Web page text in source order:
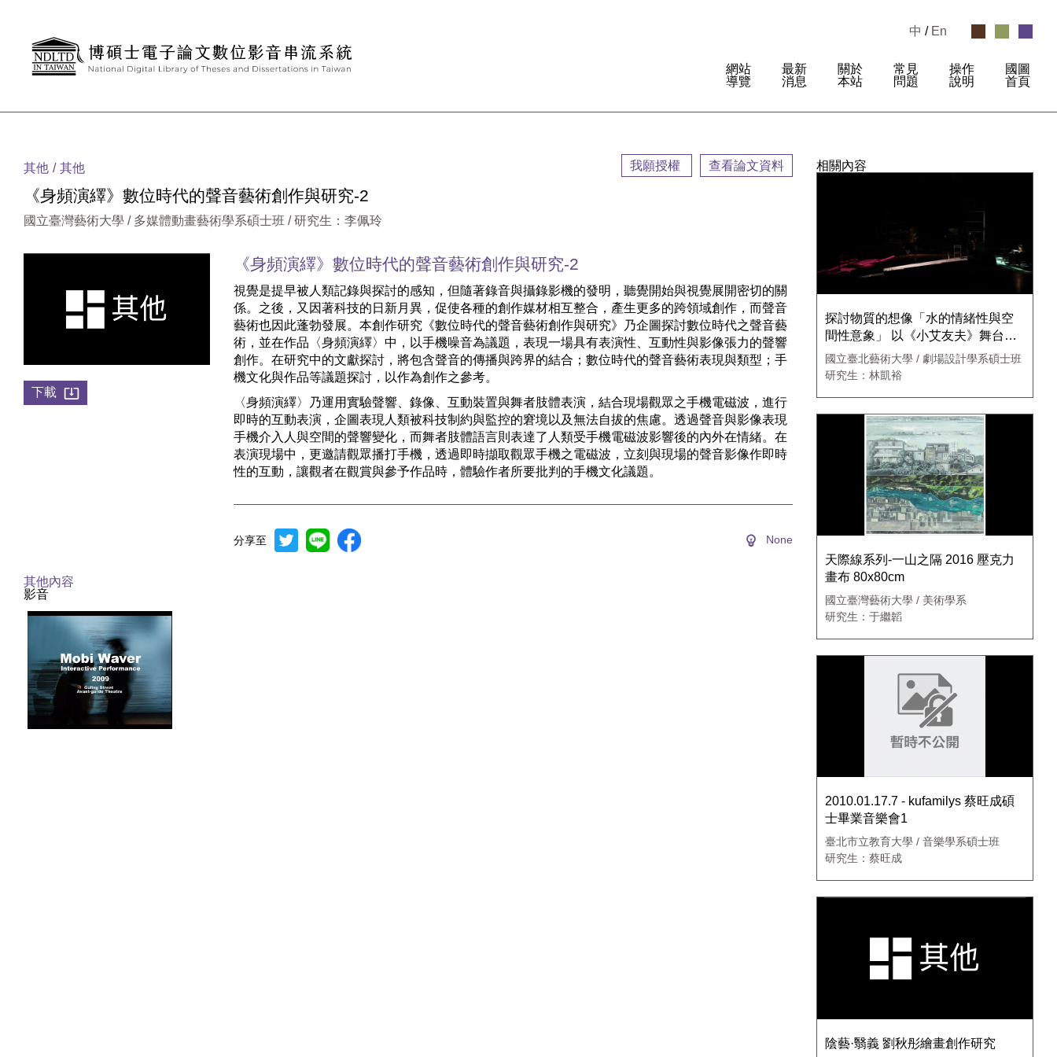
網站
導覽
最新
消息
關於
本站
常見
問題
操作
說明
國圖
首頁
中 / En
其他 其他
《身頻演繹》數位時代的聲音藝術創作與研究-2
國立臺灣藝術大學 / 多媒體動畫藝術學系碩士班 / 研究生：李佩玲
我願授權 查看論文資料
下載
《身頻演繹》數位時代的聲音藝術創作與研究-2
視覺是提早被人類記錄與探討的感知，但隨著錄音與攝錄影機的發明，聽覺開始與視覺展開密切的關
係。之後，又因著科技的日新月異，促使各種的創作媒材相互整合，產生更多的跨領域創作，而聲音
藝術也因此蓬勃發展。本創作研究《數位時代的聲音藝術創作與研究》乃企圖探討數位時代之聲音藝
術，並在作品〈身頻演繹〉中，以手機噪音為議題，表現一場具有表演性、互動性與影像張力的聲響
創作。在研究中的文獻探討，將包含聲音的傳播與跨界的結合；數位時代的聲音藝術表現與類型；手
機文化與作品等議題探討，以作為創作之參考。
〈身頻演繹〉乃運用實驗聲響、錄像、互動裝置與舞者肢體表演，結合現場觀眾之手機電磁波，進行
即時的互動表演，企圖表現人類被科技制約與監控的窘境以及無法自拔的焦慮。透過聲音與影像表現
手機介入人與空間的聲響變化，而舞者肢體語言則表達了人類受手機電磁波影響後的內外在情緒。在
表演現場中，更邀請觀眾播打手機，透過即時擷取觀眾手機之電磁波，立刻與現場的聲音影像作即時
性的互動，讓觀者在觀賞與參予作品時，體驗作者所要批判的手機文化議題。
分享至 None
其他內容
影音
相關內容
探討物質的想像「水的情緒性與空
間性意象」 以《小艾友夫》舞台空
間設計為例
國立臺北藝術大學 / 劇場設計學系碩士班
研究生：林凱裕
天際線系列-一山之隔 2016 壓克力
畫布 80x80cm
國立臺灣藝術大學 / 美術學系
研究生：于繼韜
2010.01.17.7 - kufamilys 蔡旺成碩
士畢業音樂會1
臺北市立教育大學 / 音樂學系碩士班
研究生：蔡旺成
陰藝·翳義 劉秋彤繪畫創作研究